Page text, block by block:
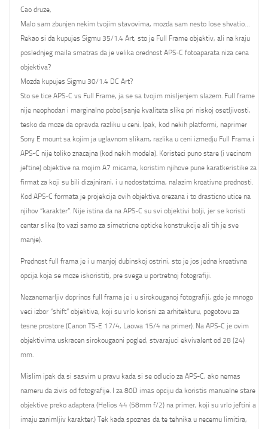
Cao druze,
Malo sam zbunjen nekim tvojim stavovima, mozda sam nesto lose shvatio…
Rekao si da kupujes Sigmu 35/1.4 Art, sto je Full Frame objektiv, ali na kraju
poslednjeg maila smatras da je velika orednost APS-C fotoaparata niza cena
objektiva?
Mozda kupujes Sigmu 30/1.4 DC Art?
Sto se tice APS-C vs Full Frame, ja se sa tvojim misljenjem slazem. Full frame
nije neophodan i marginalno poboljsanje kvaliteta slike pri niskoj osetljivosti,
tesko da moze da opravda razliku u ceni. Ipak, kod nekih platformi, naprimer
Sony E mount sa kojim ja uglavnom slikam, razlika u ceni izmedju Full Frama i
APS-C nije toliko znacajna (kod nekih modela). Koristeci puno stare (i vecinom
jeftine) objektive na mojim A7 micama, koristim njihove pune karatkeristike za
firmat za koji su bili dizajnirani, i u nedostatcima, nalazim kreativne prednosti.
Kod APS-C formata je projekcija ovih objektiva orezana i to drasticno utice na
njihov “karakter”. Nije istina da na APS-C su svi objektivi bolji, jer se koristi
centar slike (to vazi samo za simetricne opticke konstrukcije ali tih je sve
manje).
Prednost full frama je i u manjoj dubinskoj ostrini, sto je jos jedna kreativna
opcija koja se moze iskoristiti, pre svega u portretnoj fotografiji.
Nezanemarljiv doprinos full frama je i u sirokouganoj fotografiji, gde je mnogo
veci izbor “shift” objektiva, koji su vrlo korisni za arhitekturu, pogotovu za
tesne prostore (Canon TS-E 17/4, Laowa 15/4 na primer). Na APS-C je ovim
objektivima uskracen sirokougaoni pogled, stvarajuci ekvivalent od 28 (24)
mm.
Mislim ipak da si sasvim u pravu kada si se odlucio za APS-C, ako nemas
nameru da zivis od fotografije. I za 80D imas opciju da koristis manualne stare
objektive preko adaptera (Helios 44 (58mm f/2) na primer, koji su vrlo jeftini a
imaju zanimljiv karakter.) Tek kada spoznas da te tehnika u necemu limitira,